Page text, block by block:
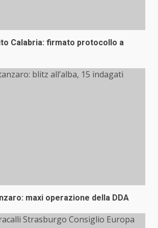
Calabria: firmato protocollo a
maxi operazione della DDA